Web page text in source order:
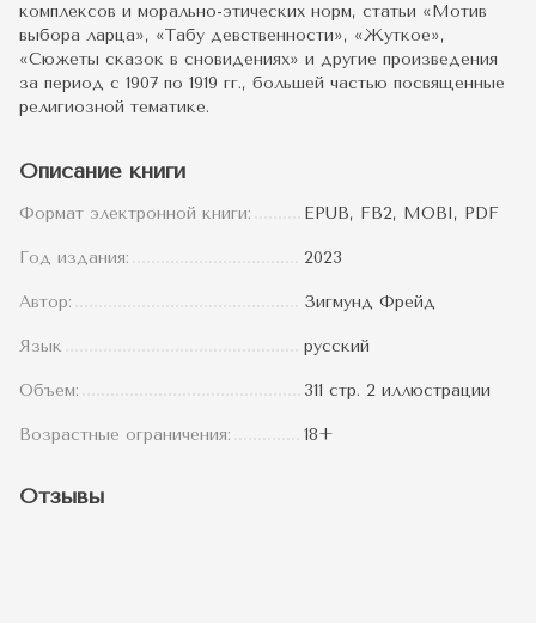
комплексов и морально-этических норм, статьи «Мотив
выбора ларца», «Табу девственности», «Жуткое»,
«Сюжеты сказок в сновидениях» и другие произведения
за период с 1907 по 1919 гг., большей частью посвященные
религиозной тематике.
Описание книги
Формат электронной книги: EPUB, FB2, MOBI, PDF
Год издания: 2023
Автор: Зигмунд Фрейд
Язык русский
Объем: 311 стр. 2 иллюстрации
Возрастные ограничения: 18+
Отзывы